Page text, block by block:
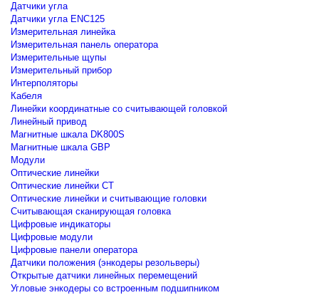
Датчики угла
Датчики угла ENC125
Измерительная линейка
Измерительная панель оператора
Измерительные щупы
Измерительный прибор
Интерполяторы
Кабеля
Линейки координатные со считывающей головкой
Линейный привод
Магнитные шкала DK800S
Магнитные шкала GBP
Модули
Оптические линейки
Оптические линейки CT
Оптические линейки и считывающие головки
Считывающая сканирующая головка
Цифровые индикаторы
Цифровые модули
Цифровые панели оператора
Датчики положения (энкодеры резольверы)
Открытые датчики линейных перемещений
Угловые энкодеры со встроенным подшипником